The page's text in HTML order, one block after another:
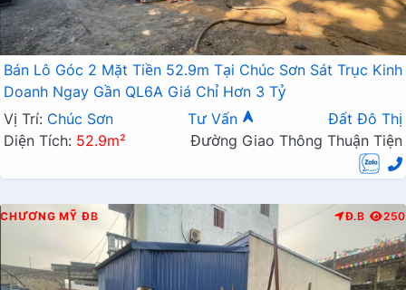
Bán Lô Góc 2 Mặt Tiền 52.9m Tại Chúc Sơn Sát Trục Kinh
Doanh Ngay Gần QL6A Giá Chỉ Hơn 3 Tỷ
Vị Trí: Chúc Sơn Tư Vấn
Đất Đô Thị
Diện Tích: 52.9m² Đường Giao Thông Thuận Tiện
CHƯƠNG MỸ ĐB Đ.B 250